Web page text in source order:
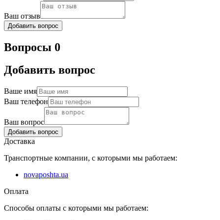
Ваш отзыв
Добавить вопрос
Вопросы 0
Добавить вопрос
Ваше имя
Ваш телефон
Ваш вопрос
Добавить вопрос
Доставка
Транспортные компании, с которыми мы работаем:
novaposhta.ua
Оплата
Способы оплаты с которыми мы работаем: